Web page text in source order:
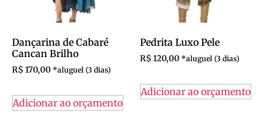
Dançarina de Cabaré
Cancan Brilho
R$ 170,00
Adicionar ao orçamento
Pedrita Luxo Pele
R$ 120,00
Adicionar ao orçamento